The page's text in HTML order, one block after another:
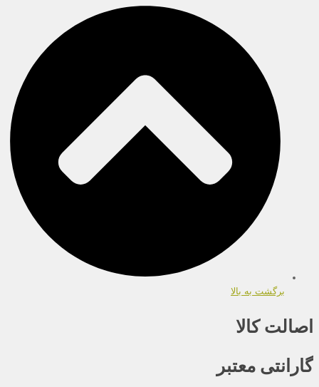
برگشت به بالا
اصالت کالا
گارانتی معتبر